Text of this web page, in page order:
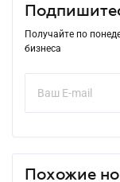
Получайте по
бизнеса
Похожие